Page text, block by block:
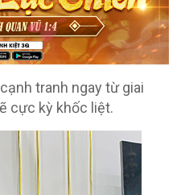
tranh ngay từ giai
cực kỳ khốc liệt.